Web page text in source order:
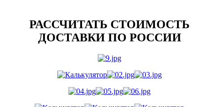
РАССЧИТАТЬ СТОИМОСТЬ
ДОСТАВКИ ПО РОССИИ